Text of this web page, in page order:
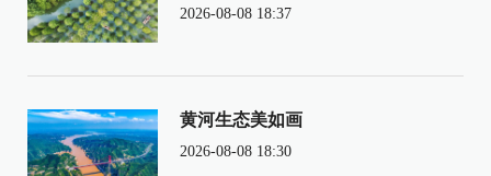
2026-08-08 18:37
黄河生态美如画
2026-08-08 18:30